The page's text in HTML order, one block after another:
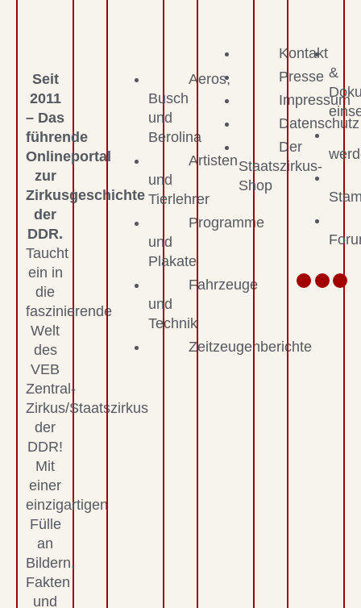
Seit
2011
– Das
führende
Onlineportal
zur
Zirkusgeschichte
der
DDR.
Taucht
ein in
die
faszinierende
Welt
des
VEB
Zentral-
Zirkus/Staatszirkus
der
DDR!
Mit
einer
einzigartigen
Fülle
an
Bildern,
Fakten
und
Aeros,
Busch
und
Berolina
Artisten
und
Tierlehrer
Programme
und
Plakate
Fahrzeuge
und
Technik
Zeitzeugenberichte
Kontakt
Presse
Impressum
Datenschutz
Der
Staatszirkus-
Shop
&